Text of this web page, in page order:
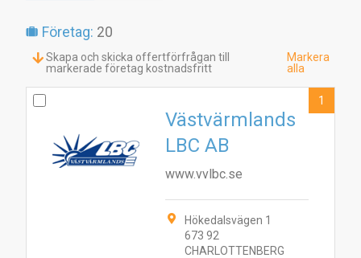
Företag: 20
Skapa och skicka offertförfrågan till
markerade företag kostnadsfritt
Markera
alla
Västvärmlands
LBC AB
www.vvlbc.se
Hökedalsvägen 1
673 92
CHARLOTTENBERG
1